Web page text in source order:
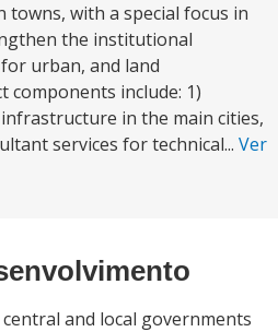
with a special focus in
the institutional
urban, and land
components include: 1)
in the main cities,
services for technical... Ver
and local governments